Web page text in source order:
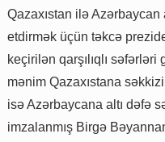
Qazaxıstan ilə Azərbaycan
etdirmək üçün təkcə
keçirilən qarşılıqlı
mənim Qazaxıstana
isə Azərbaycana altı dəfə
imzalanmış Birgə